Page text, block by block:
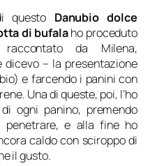
questo Danubio dolce
di bufalaho proceduto
da Milena,
dicevo – la presentazione
e farcendo i panini con
Una di queste, poi, l’ho
ogni panino, premendo
e alla fine ho
caldo con sciroppo di
il gusto.